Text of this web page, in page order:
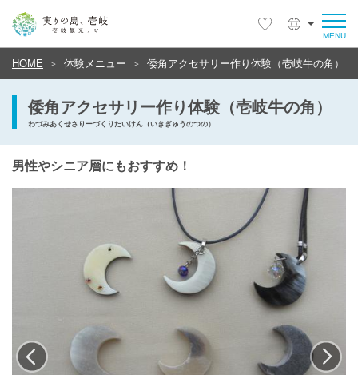
HOME 体験メニュー 倭角アクセサリー作り体験（壱岐牛の角）
倭角アクセサリー作り体験（壱岐牛の角）
わづみあくせさりーづくりたいけん（いきぎゅうのつの）
男性やシニア層にもおすすめ！